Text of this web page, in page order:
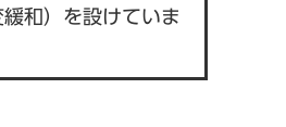
和）を設けていま